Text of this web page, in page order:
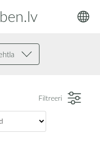
Filtreeri